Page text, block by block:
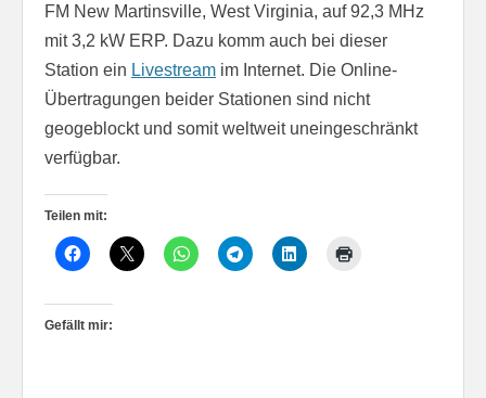
FM New Martinsville, West Virginia, auf 92,3 MHz
mit 3,2 kW ERP. Dazu komm auch bei dieser
Station ein Livestream im Internet. Die Online-
Übertragungen beider Stationen sind nicht
geogeblockt und somit weltweit uneingeschränkt
verfügbar.
Teilen mit:
Gefällt mir: